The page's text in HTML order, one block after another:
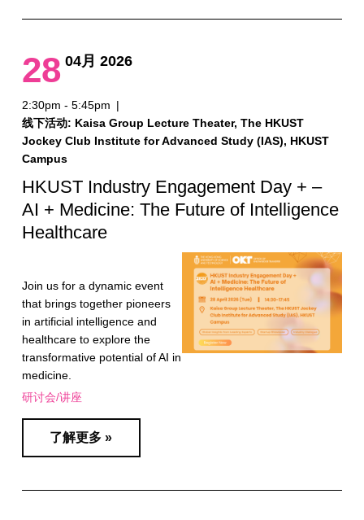
28 04月 2026
2:30pm - 5:45pm |
线下活动: Kaisa Group Lecture Theater, The HKUST
Jockey Club Institute for Advanced Study (IAS), HKUST
Campus
HKUST Industry Engagement Day + –
AI + Medicine: The Future of Intelligence
Healthcare
Join us for a dynamic event
that brings together pioneers
in artificial intelligence and
healthcare to explore the
transformative potential of AI in
medicine.
研讨会/讲座
了解更多 »